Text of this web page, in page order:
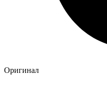
Оригинал